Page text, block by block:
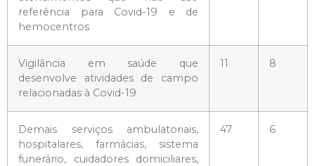
referência para Covid-19 e de
hemocentros
Vigilância em saúde que
desenvolve atividades de campo
relacionadas à Covid-19
11 8
Demais serviços ambulatoriais,
hospitalares, farmácias, sistema
funerário, cuidadores domiciliares,
47 6